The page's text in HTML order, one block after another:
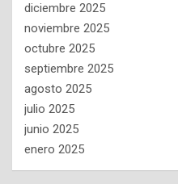
diciembre 2025
noviembre 2025
octubre 2025
septiembre 2025
agosto 2025
julio 2025
junio 2025
enero 2025